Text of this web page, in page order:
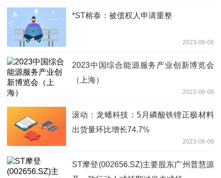
*ST榕泰：被债权人申请重整
2023-06-06
2023中国综合能源服务产业创新博览会
（上海）
2023-06-06
滚动：龙蟠科技：5月磷酸铁锂正极材料
出货量环比增长74.7%
2023-06-06
ST摩登(002656.SZ)主要股东广州普慧源